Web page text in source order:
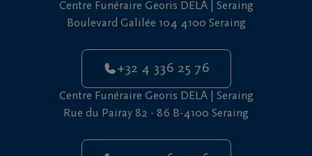
Centre Funéraire Georis DELA | Seraing
Boulevard Galilée 104 4100 Seraing
+32 4 336 25 76
Centre Funéraire Georis DELA | Seraing
Rue du Pairay 82 - 86 B-4100 Seraing